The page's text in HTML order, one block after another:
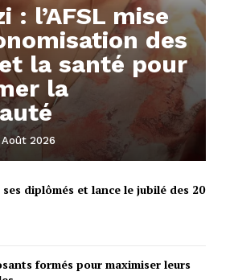
: l’AFSL mise
des
la santé pour
la
2026
ses diplômés et lance le jubilé des 20
formés pour maximiser leurs